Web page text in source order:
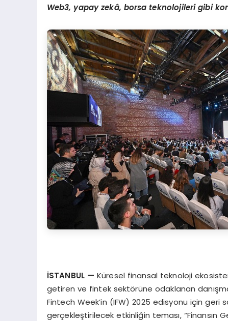
Web3, yapay zekâ, borsa teknolojileri gibi
İSTANBUL — Küresel finansal teknoloji
getiren ve fintek sektörüne odaklanan
Fintech Week’in (IFW) 2025 edisyonu için geri
gerçekleştirilecek etkinliğin teması, “Finansın